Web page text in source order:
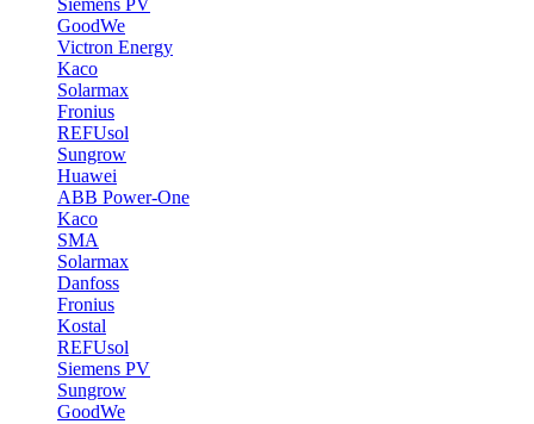
Siemens PV
GoodWe
Victron Energy
Kaco
Solarmax
Fronius
REFUsol
Sungrow
Huawei
ABB Power-One
Kaco
SMA
Solarmax
Danfoss
Fronius
Kostal
REFUsol
Siemens PV
Sungrow
GoodWe